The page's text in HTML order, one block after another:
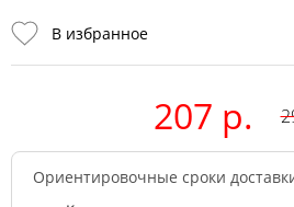
В избранное
207 р.
Ориентировочные сроки